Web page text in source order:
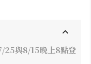
與8/15晚上8點登